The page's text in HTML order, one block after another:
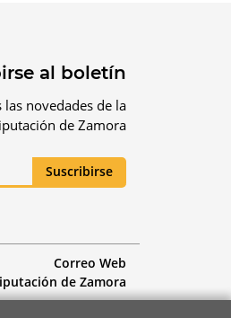
al boletín
las novedades de la
de Zamora
Correo Web
de Zamora